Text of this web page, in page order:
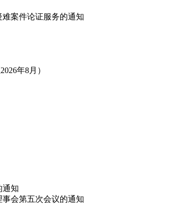
案件论证服务的通知
年8月）
通知
会第五次会议的通知